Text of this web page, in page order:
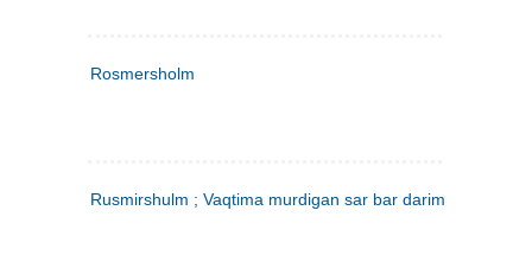
Rosmersholm
Rusmirshulm ; Vaqtima murdigan sar bar darim